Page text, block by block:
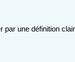
par une définition